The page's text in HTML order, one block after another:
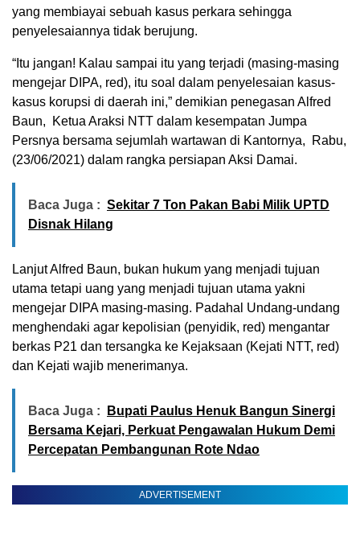
yang membiayai sebuah kasus perkara sehingga
penyelesaiannya tidak berujung.
“Itu jangan! Kalau sampai itu yang terjadi (masing-masing
mengejar DIPA, red), itu soal dalam penyelesaian kasus-
kasus korupsi di daerah ini,” demikian penegasan Alfred
Baun, Ketua Araksi NTT dalam kesempatan Jumpa
Persnya bersama sejumlah wartawan di Kantornya, Rabu,
(23/06/2021) dalam rangka persiapan Aksi Damai.
Baca Juga : Sekitar 7 Ton Pakan Babi Milik UPTD
Disnak Hilang
Lanjut Alfred Baun, bukan hukum yang menjadi tujuan
utama tetapi uang yang menjadi tujuan utama yakni
mengejar DIPA masing-masing. Padahal Undang-undang
menghendaki agar kepolisian (penyidik, red) mengantar
berkas P21 dan tersangka ke Kejaksaan (Kejati NTT, red)
dan Kejati wajib menerimanya.
Baca Juga :
Bupati Paulus Henuk Bangun Sinergi
Bersama Kejari, Perkuat Pengawalan Hukum Demi
Percepatan Pembangunan Rote Ndao
ADVERTISEMENT